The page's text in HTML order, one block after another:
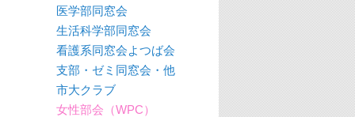
医学部同窓会
生活科学部同窓会
看護系同窓会よつば会
支部・ゼミ同窓会・他
市大クラブ
女性部会（WPC）